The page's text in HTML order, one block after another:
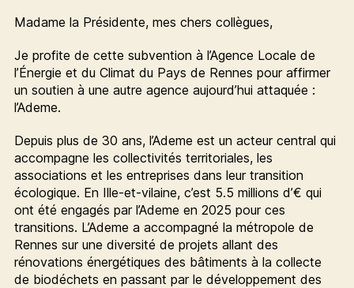
Madame la Présidente, mes chers collègues,
Je profite de cette subvention à l’Agence Locale de
l’Énergie et du Climat du Pays de Rennes pour affirmer
un soutien à une autre agence aujourd’hui attaquée :
l’Ademe.
Depuis plus de 30 ans, l’Ademe est un acteur central qui
accompagne les collectivités territoriales, les
associations et les entreprises dans leur transition
écologique. En Ille-et-vilaine, c’est 5.5 millions d’€ qui
ont été engagés par l’Ademe en 2025 pour ces
transitions. L’Ademe a accompagné la métropole de
Rennes sur une diversité de projets allant des
rénovations énergétiques des bâtiments à la collecte
de biodéchets en passant par le développement des